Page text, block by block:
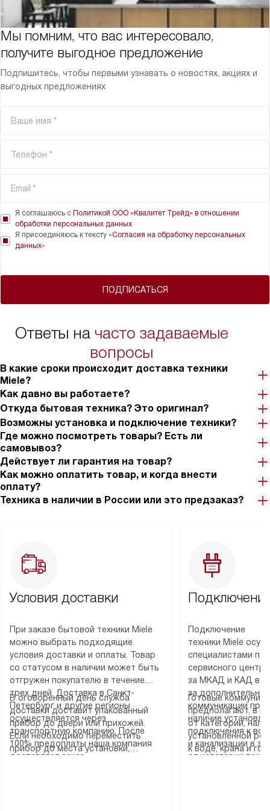
Мы помним, что вас интересовало,
получите выгодное предложение
Подпишитесь, чтобы первыми узнавать о новостях, акциях и
выгодных предложениях
ПОДПИСАТЬСЯ
Я соглашаюсь с Политикой ООО «Квалитет Трейд» в отношении
обработки персональных данных
Я присоединяюсь к тексту «Согласия на обработку персональных
данных»
Ответы на часто задаваемые
вопросы
В какие сроки происходит доставка техники
Miele?
Как давно вы работаете?
Откуда бытовая техника? Это оригинал?
Возможны установка и подключение техники?
Где можно посмотреть товары? Есть ли
самовывоз?
Действует ли гарантия на товар?
Как можно оплатить товар, и когда внести
оплату?
Техника в наличии в России или это предзаказ?
Условия доставки
При заказе бытовой техники Miele
можно выбрать подходящие
условия доставки и оплаты. Товар
со статусом в наличии может быть
отгружен покупателю в течение
трех дней. Доставка в Санкт-
Петербург и другие регионы
осуществляется через
транспортную компанию. После
100% предоплаты наша компания
доставляет заказ
В оговоренный день служба
доставки доставит упакованный
прибор до двери или прихожей.
Если необходимо переместить
прибор до места установки,
Подключение
техники Miele
специалистами
сервисного
за МКАД и КАД
за
коммуникации
наличие
подключения к
и канализации в
от категории
Готовые
предполагают, в
от категории,
установленной
к воде, крана и